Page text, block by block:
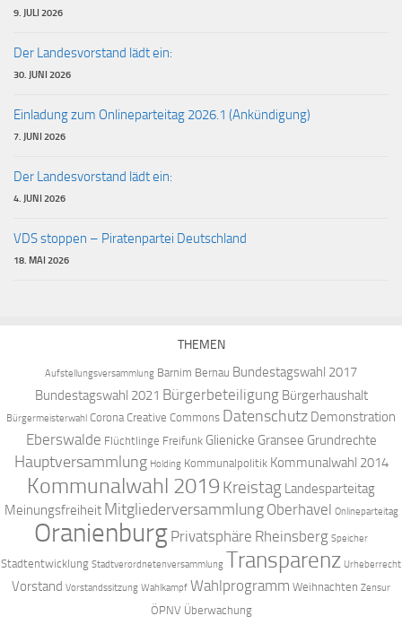
9. JULI 2026
Der Landesvorstand lädt ein:
30. JUNI 2026
Einladung zum Onlineparteitag 2026.1 (Ankündigung)
7. JUNI 2026
Der Landesvorstand lädt ein:
4. JUNI 2026
VDS stoppen – Piratenpartei Deutschland
18. MAI 2026
THEMEN
Aufstellungsversammlung Barnim Bernau Bundestagswahl 2017
Bundestagswahl 2021 Bürgerbeteiligung Bürgerhaushalt
Bürgermeisterwahl Corona Creative Commons Datenschutz Demonstration
Eberswalde Flüchtlinge Freifunk Glienicke Gransee Grundrechte
Hauptversammlung Holding Kommunalpolitik Kommunalwahl 2014
Kommunalwahl 2019 Kreistag Landesparteitag
Meinungsfreiheit Mitgliederversammlung Oberhavel Onlineparteitag
Oranienburg Privatsphäre Rheinsberg Speicher
Stadtentwicklung Stadtverordnetenversammlung Transparenz Urheberrecht
Vorstand Vorstandssitzung Wahlkampf Wahlprogramm Weihnachten Zensur
ÖPNV Überwachung